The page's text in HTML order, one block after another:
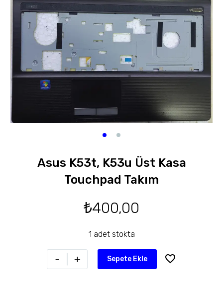
Asus K53t, K53u Üst Kasa
Touchpad Takım
₺400,00
1 adet stokta
- + Sepete Ekle